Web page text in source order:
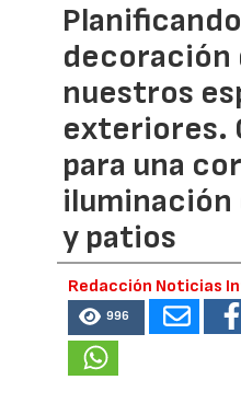
decoración
nuestros
exteriores.
para una
iluminación
y patios
Redacción Noticias
996